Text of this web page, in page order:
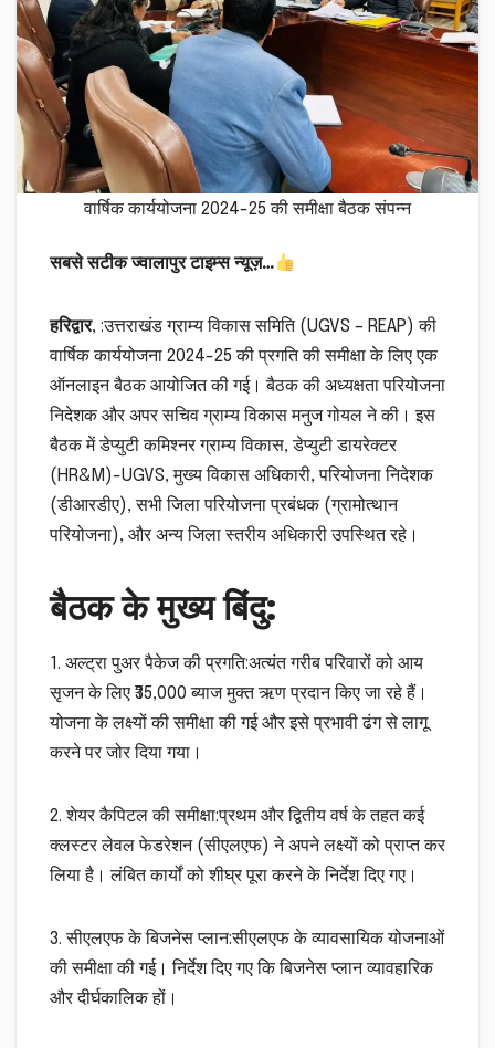
वार्षिक कार्ययोजना 2024-25 की समीक्षा बैठक संपन्न
सबसे सटीक ज्वालापुर टाइम्स न्यूज़…
हरिद्वार, :उत्तराखंड ग्राम्य विकास समिति (UGVS – REAP) की
वार्षिक कार्ययोजना 2024-25 की प्रगति की समीक्षा के लिए एक
ऑनलाइन बैठक आयोजित की गई। बैठक की अध्यक्षता परियोजना
निदेशक और अपर सचिव ग्राम्य विकास मनुज गोयल ने की। इस
बैठक में डेप्युटी कमिश्नर ग्राम्य विकास, डेप्युटी डायरेक्टर
(HR&M)-UGVS, मुख्य विकास अधिकारी, परियोजना निदेशक
(डीआरडीए), सभी जिला परियोजना प्रबंधक (ग्रामोत्थान
परियोजना), और अन्य जिला स्तरीय अधिकारी उपस्थित रहे।
बैठक के मुख्य बिंदु:
1. अल्ट्रा पुअर पैकेज की प्रगति:अत्यंत गरीब परिवारों को आय
सृजन के लिए ₹35,000 ब्याज मुक्त ऋण प्रदान किए जा रहे हैं।
योजना के लक्ष्यों की समीक्षा की गई और इसे प्रभावी ढंग से लागू
करने पर जोर दिया गया।
2. शेयर कैपिटल की समीक्षा:प्रथम और द्वितीय वर्ष के तहत कई
क्लस्टर लेवल फेडरेशन (सीएलएफ) ने अपने लक्ष्यों को प्राप्त कर
लिया है। लंबित कार्यों को शीघ्र पूरा करने के निर्देश दिए गए।
3. सीएलएफ के बिजनेस प्लान:सीएलएफ के व्यावसायिक योजनाओं
की समीक्षा की गई। निर्देश दिए गए कि बिजनेस प्लान व्यावहारिक
और दीर्घकालिक हों।